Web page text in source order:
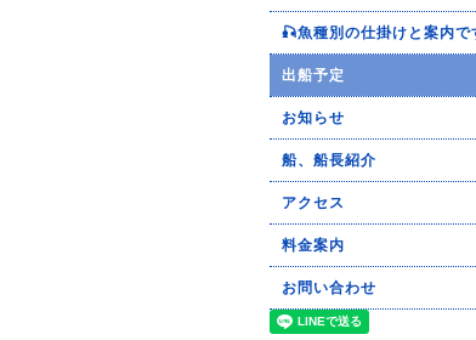
🎣魚種別の仕掛けと案内で
出船予定
お知らせ
船、船長紹介
アクセス
料金案内
お問い合わせ